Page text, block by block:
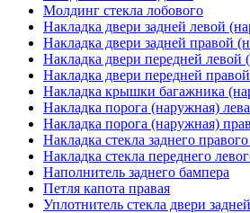
Молдинг стекла лобового
Накладка двери задней левой
Накладка двери задней правой
Накладка двери передней левой
Накладка двери передней
Накладка крышки багажника
Накладка порога (наружная)
Накладка порога (наружная)
Накладка стекла заднего
Накладка стекла переднего
Наполнитель заднего бампера
Петля капота правая
Уплотнитель стекла двери